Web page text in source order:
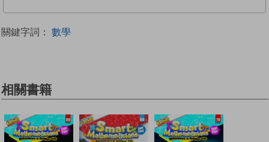
關鍵字詞： 數學
相關書籍